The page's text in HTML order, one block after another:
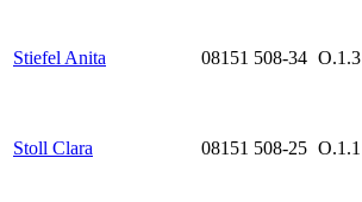
Stiefel Anita 08151 508-34 O.1.3
Stoll Clara 08151 508-25 O.1.1